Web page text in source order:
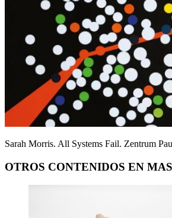
Sarah Morris. All Systems Fail. Zentrum
OTROS CONTENIDOS EN